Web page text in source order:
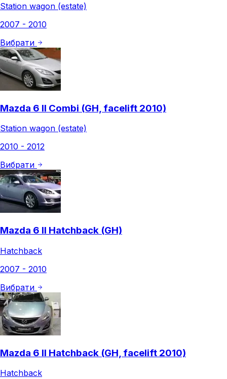
Station wagon (estate)
2007 - 2010
Вибрати
Mazda 6 II Combi (GH, facelift 2010)
Station wagon (estate)
2010 - 2012
Вибрати
Mazda 6 II Hatchback (GH)
Hatchback
2007 - 2010
Вибрати
Mazda 6 II Hatchback (GH, facelift 2010)
Hatchback